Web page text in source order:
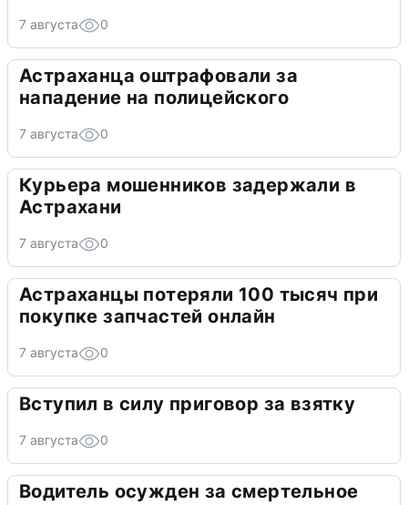
7 августа 0
Астраханца оштрафовали за
нападение на полицейского
7 августа 0
Курьера мошенников задержали в
Астрахани
7 августа 0
Астраханцы потеряли 100 тысяч при
покупке запчастей онлайн
7 августа 0
Вступил в силу приговор за взятку
7 августа 0
Водитель осужден за смертельное